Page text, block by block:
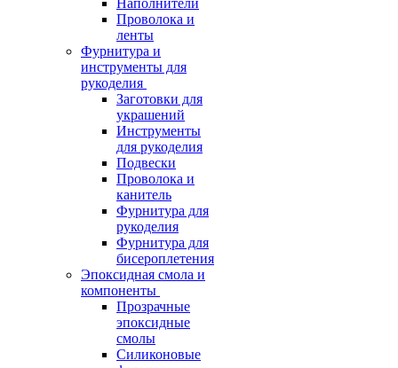
Наполнители
Проволока и
ленты
Фурнитура и
инструменты для
рукоделия
Заготовки для
украшений
Инструменты
для рукоделия
Подвески
Проволока и
канитель
Фурнитура для
рукоделия
Фурнитура для
бисероплетения
Эпоксидная смола и
компоненты
Прозрачные
эпоксидные
смолы
Силиконовые